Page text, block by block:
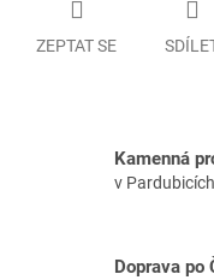
ZEPTAT SE
Kamenná
v Pardubicích
Doprava po